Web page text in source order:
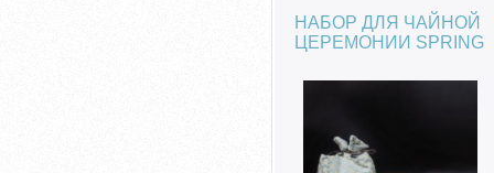
НАБОР ДЛЯ ЧАЙНОЙ
ЦЕРЕМОНИИ SPRING